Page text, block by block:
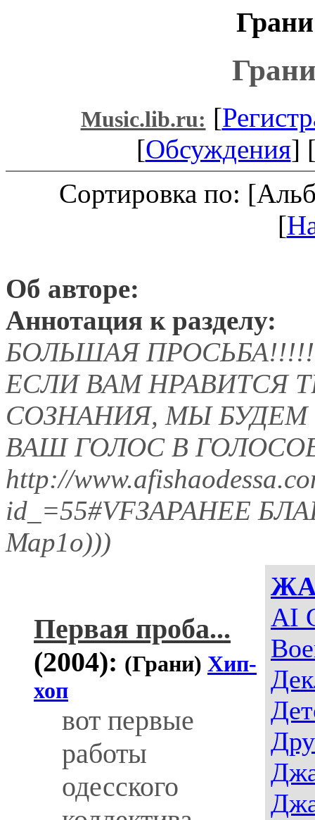
Music.lib.ru: [
[Обсуждения]
Сортировка по:
[
Об авторе:
Аннотация к разделу:
БОЛЬШАЯ
ЕСЛИ ВАМ НРАВИТСЯ
СОЗНАНИЯ, МЫ БУДЕМ
ВАШ ГОЛОС В
http://
id_=55#VFЗАРАНЕЕ
Мар1о)))
AI
Первая проба...
(2004): (Грани) Хип-
хоп
вот первые
работы
одесского